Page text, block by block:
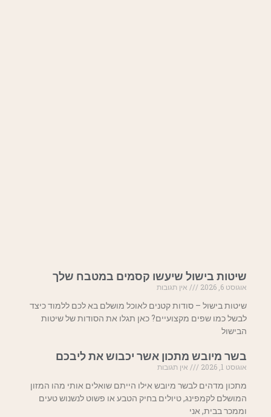
שיטות בישול שיעשו קסמים במטבח שלך
אוגוסט 6, 2026
אין תגובות
שיטות בישול – סודות קטנים לאוכל מושלם בא לכם ללמוד כיצד
לבשל כמו שפים מקצועיים? כאן תגלו את הסודות של שיטות
הבישול
בשר מיובש מתכון אשר יכבוש את ליבכם
אוגוסט 1, 2026
אין תגובות
מתכון מדהים לבשר מיובש אילו הייתם שואלים אותי מהו המזון
המושלם לקמפינג, טיולים בחיק הטבע או פשוט לנשנוש טעים
וממכר בבית, אני